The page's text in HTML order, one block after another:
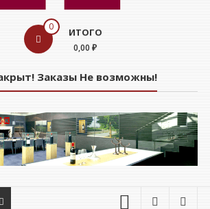
0 ИТОГО
0,00 ₽
Заказы Не возможны!